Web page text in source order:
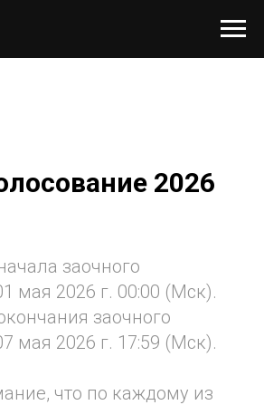
2026
заочного
мая 2026 г. 00:00 (Мск).
заочного
мая 2026 г. 17:59 (Мск).
что по каждому из